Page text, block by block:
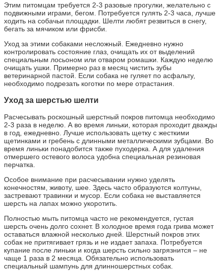
Этим питомцам требуется 2-3 разовые прогулки, желательно с
подвижными играми, бегом. Потребуется гулять 2-3 часа, лучше
ходить на собачьи площадки. Шелти любят резвиться в снегу,
бегать за мячиком или фрисби.
Уход за этими собаками несложный. Ежедневно нужно
контролировать состояние глаз, очищать их от выделений
специальным лосьоном или отваром ромашки. Каждую неделю
очищать ушки. Примерно раз в месяц чистить зубы
ветеринарной пастой. Если собака не гуляет по асфальту,
необходимо подрезать коготки по мере отрастания.
Уход за шерстью шелти
Расчесывать роскошный шерстный покров питомца необходимо
2-3 раза в неделю. А во время линьки, которая проходит дважды
в год, ежедневно. Лучше использовать щетку с жесткими
щетинками и гребень с длинными металлическими зубцами. Во
время линьки понадобится также пуходерка. А для удаления
отмершего остевого волоса удобна специальная резиновая
перчатка.
Особое внимание при расчесывании нужно уделять
конечностям, животу, шее. Здесь часто образуются колтуны,
застревают травинки и мусор. Если собака не выставляется
шерсть на лапах можно укоротить.
Полностью мыть питомца часто не рекомендуется, густая
шерсть очень долго сохнет. В холодное время года грива может
оставаться влажной несколько дней. Шерстный покров этих
собак не притягивает грязь и не издает запаха. Потребуется
купание после линьки и когда шерсть сильно загрязнится – не
чаще 1 раза в 2 месяца. Обязательно использовать
специальный шампунь для длинношерстных собак.